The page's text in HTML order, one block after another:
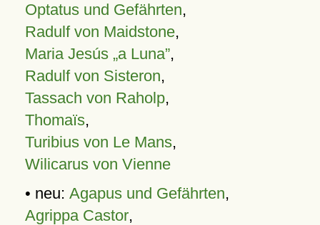
Optatus und Gefährten,
Radulf von Maidstone,
Maria Jesús „a Luna”,
Radulf von Sisteron,
Tassach von Raholp,
Thomaïs,
Turibius von Le Mans,
Wilicarus von Vienne
• neu: Agapus und Gefährten,
Agrippa Castor,